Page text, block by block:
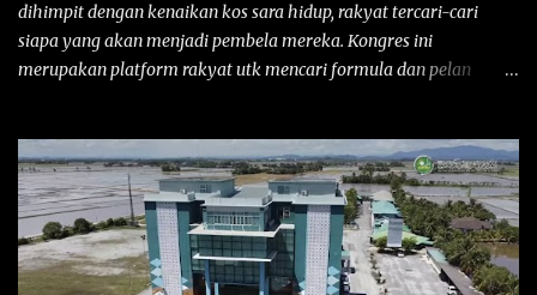
dihimpit dengan kenaikan kos sara hidup, rakyat tercari-cari
siapa yang akan menjadi pembela mereka. Kongres ini
merupakan platform rakyat utk mencari formula dan pelan
pertama yang telah diadakan pada 12 September 2015 di Shah
Alam, Selangor, di peringkat kebangsaan dengan tema
“MEMBINA MALAYSIA SEJAHTERA”, Kongre s Rakyat di
peringkat negeri-negeri mula diadakan. Isu-isu rakyat yang telah
ditimbulkan di peringkat kebangsaan termasuklah isu-isu